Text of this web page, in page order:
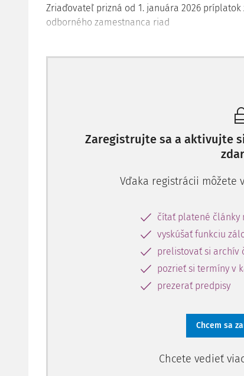
Zriaďovateľ prizná od 1. januára 2026
odborného zamestnanca riad
Zaregistrujte sa a aktivujte
Vďaka registrácii môžete
čítať platené články
vyskúšať funkciu
prelistovať si archív
pozrieť si termíny v
prezerať predpisy
Chcem sa
Chcete vedieť